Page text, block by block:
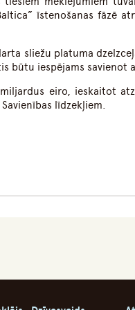
īstenošanas fāzē
sliežu platuma
būtu iespējams savienot
miljardus eiro, ieskaitot
līdzekļiem.